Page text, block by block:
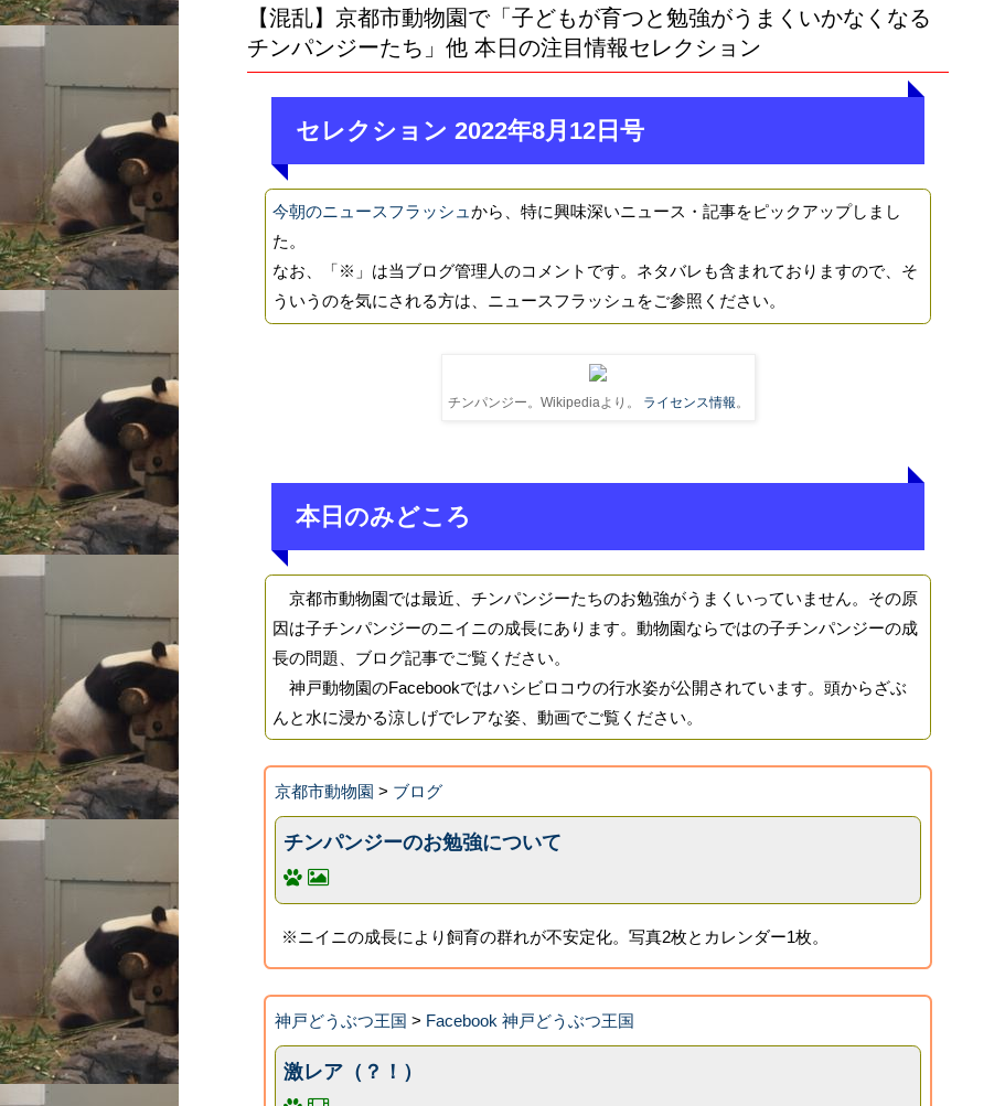
【混乱】京都市動物園で「子どもが育つと勉強がうまくいかなくなる
チンパンジーたち」他 本日の注目情報セレクション
セレクション 2022年8月12日号
今朝のニュースフラッシュから、特に興味深いニュース・記事をピックアップしまし
た。
なお、「※」は当ブログ管理人のコメントです。ネタバレも含まれておりますので、そ
ういうのを気にされる方は、ニュースフラッシュをご参照ください。
チンパンジー。Wikipediaより。 ライセンス情報 。
本日のみどころ
京都市動物園では最近、チンパンジーたちのお勉強がうまくいっていません。その原
因は子チンパンジーのニイニの成長にあります。動物園ならではの子チンパンジーの成
長の問題、ブログ記事でご覧ください。
神戸動物園のFacebookではハシビロコウの行水姿が公開されています。頭からざぶ
んと水に浸かる涼しげでレアな姿、動画でご覧ください。
京都市動物園 > ブログ
チンパンジーのお勉強について
※ニイニの成長により飼育の群れが不安定化。写真2枚とカレンダー1枚。
神戸どうぶつ王国 > Facebook 神戸どうぶつ王国
激レア（？！）